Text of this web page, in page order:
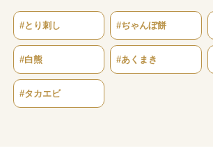
#とり刺し #ぢゃんぼ餅
#白熊 #あくまき
#タカエビ